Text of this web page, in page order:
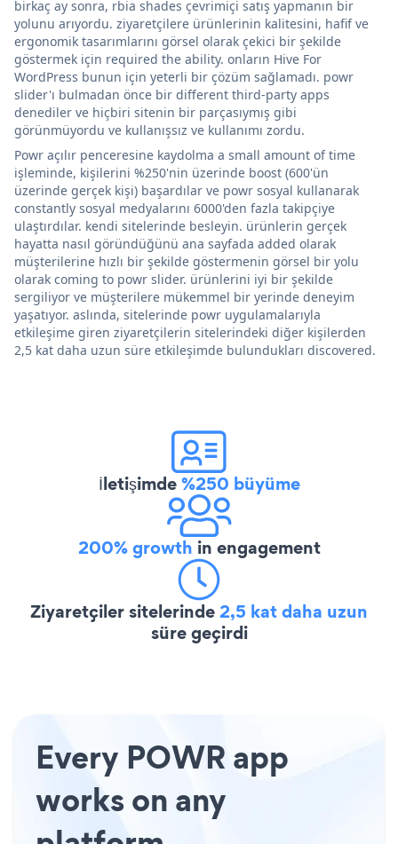
birkaç ay sonra, rbia shades çevrimiçi satış yapmanın bir
yolunu arıyordu. ziyaretçilere ürünlerinin kalitesini, hafif ve
ergonomik tasarımlarını görsel olarak çekici bir şekilde
göstermek için required the ability. onların Hive For
WordPress bunun için yeterli bir çözüm sağlamadı. powr
slider'ı bulmadan önce bir different third-party apps
denediler ve hiçbiri sitenin bir parçasıymış gibi
görünmüyordu ve kullanışsız ve kullanımı zordu.
Powr açılır penceresine kaydolma a small amount of time
işleminde, kişilerini %250'nin üzerinde boost (600'ün
üzerinde gerçek kişi) başardılar ve powr sosyal kullanarak
constantly sosyal medyalarını 6000'den fazla takipçiye
ulaştırdılar. kendi sitelerinde besleyin. ürünlerin gerçek
hayatta nasıl göründüğünü ana sayfada added olarak
müşterilerine hızlı bir şekilde göstermenin görsel bir yolu
olarak coming to powr slider. ürünlerini iyi bir şekilde
sergiliyor ve müşterilere mükemmel bir yerinde deneyim
yaşatıyor. aslında, sitelerinde powr uygulamalarıyla
etkileşime giren ziyaretçilerin sitelerindeki diğer kişilerden
2,5 kat daha uzun süre etkileşimde bulundukları discovered.
İletişimde%250 büyüme
200% growth in engagement
Ziyaretçiler sitelerinde2,5 kat daha uzun
süre geçirdi
Every POWR app
works on any